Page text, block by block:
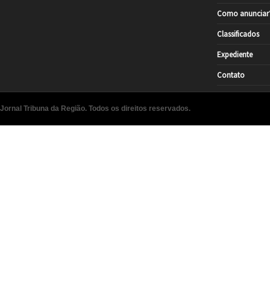
Como
Classificados
Expediente
Contato
Jornal Tribuna da Região. Todos os direitos reservados.